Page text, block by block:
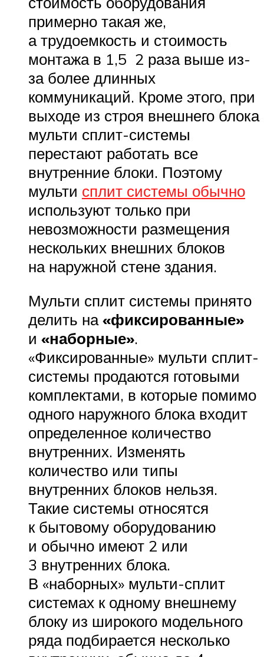
примерно такая же,
а трудоемкость и стоимость
монтажа в 1,5 2 раза выше из-
за более длинных
коммуникаций. Кроме этого, при
выходе из строя внешнего блока
мульти сплит-системы
перестают работать все
внутренние блоки. Поэтому
мульти сплит системы обычно
используют только при
невозможности размещения
нескольких внешних блоков
на наружной стене здания.
Мульти сплит системы принято
делить на«фиксированные»
и «наборные».
«Фиксированные» мульти сплит-
системы продаются готовыми
комплектами, в которые помимо
одного наружного блока входит
определенное количество
внутренних. Изменять
количество или типы
внутренних блоков нельзя.
Такие системы относятся
к бытовому оборудованию
и обычно имеют 2 или
3 внутренних блока.
В «наборных» мульти-сплит
системах к одному внешнему
блоку из широкого модельного
ряда подбирается несколько